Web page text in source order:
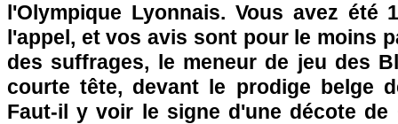
l'Olympique Lyonnais. Vous avez été
l'appel, et vos avis sont pour le moins
des suffrages, le meneur de jeu des
courte tête, devant le prodige belge
Faut-il y voir le signe d'une décote de